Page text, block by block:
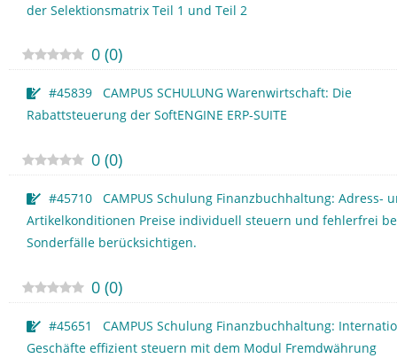
der Selektionsmatrix Teil 1 und Teil 2
0 (0)
#45839 CAMPUS SCHULUNG Warenwirtschaft: Die
Rabattsteuerung der SoftENGINE ERP-SUITE
0 (0)
#45710 CAMPUS Schulung Finanzbuchhaltung: Adress-
Artikelkonditionen Preise individuell steuern und fehlerfrei
Sonderfälle berücksichtigen.
0 (0)
#45651 CAMPUS Schulung Finanzbuchhaltung:
Geschäfte effizient steuern mit dem Modul Fremdwährung